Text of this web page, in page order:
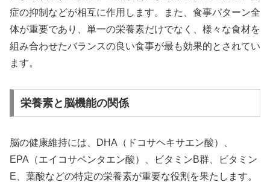
症の抑制などが相互に作用します。また、食事パターン全
体が重要であり、単一の栄養素だけでなく、様々な食材を
組み合わせたバランスの良い食事が最も効果的とされてい
ます。
栄養素と脳機能の関係
脳の健康維持には、DHA（ドコサヘキサエン酸）、
EPA（エイコサペンタエン酸）、ビタミンB群、ビタミン
E、葉酸などの特定の栄養素が重要な役割を果たします。